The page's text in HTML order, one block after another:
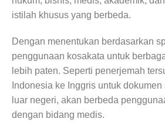
istilah khusus yang berbeda.
Dengan menentukan berdasarkan
penggunaan kosakata untuk
lebih paten. Seperti penerjemah
Indonesia ke Inggris untuk
luar negeri, akan berbeda
dengan bidang medis.